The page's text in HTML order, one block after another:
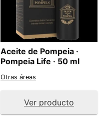
Aceite de Pompeia ·
Pompeia Life · 50 ml
Otras áreas
Ver producto